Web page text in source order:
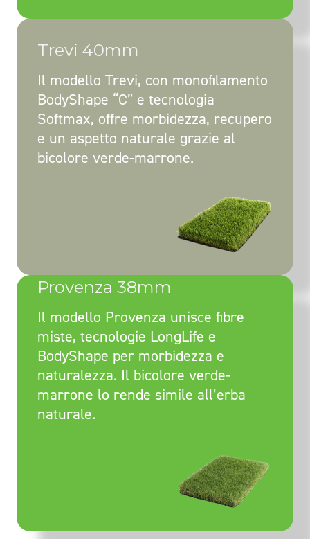
Trevi 40mm
Il modello Trevi, con monofilamento
BodyShape “C” e tecnologia
Softmax, offre morbidezza, recupero
e un aspetto naturale grazie al
bicolore verde-marrone.
Provenza 38mm
Il modello Provenza unisce fibre
miste, tecnologie LongLife e
BodyShape per morbidezza e
naturalezza. Il bicolore verde-
marrone lo rende simile all’erba
naturale.